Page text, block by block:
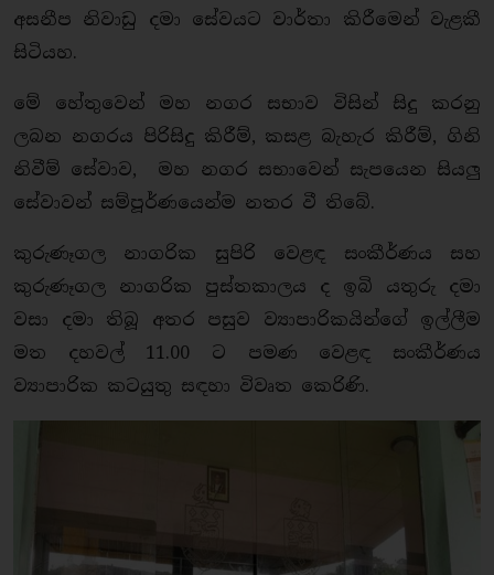
අසනීප නිවාඩු දමා සේවයට වාර්තා කිරීමෙන් වැළකී
සිටියහ.
මේ හේතුවෙන් මහ නගර සභාව විසින් සිදු කරනු
ලබන නගරය පිරිසිදු කිරීම්, කසළ බැහැර කිරීම්, ගිනි
නිවීම් සේවාව, මහ නගර සභාවෙන් සැපයෙන සියලු
සේවාවන් සම්පූර්ණයෙන්ම නතර වී තිබේ.
කුරුණෑගල නාගරික සුපිරි වෙළඳ සංකීර්ණය සහ
කුරුණෑගල නාගරික පුස්තකාලය ද ඉබි යතුරු දමා
වසා දමා තිබූ අතර පසුව ව්‍යාපාරිකයින්ගේ ඉල්ලීම
මත දහවල් 11.00 ට පමණ වෙළඳ සංකීර්ණය
ව්‍යාපාරික කටයුතු සඳහා විවෘත කෙරිණි.